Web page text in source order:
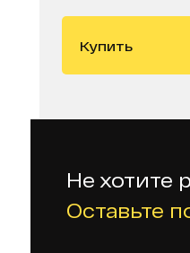
Купить
Не хотите
Оставьте